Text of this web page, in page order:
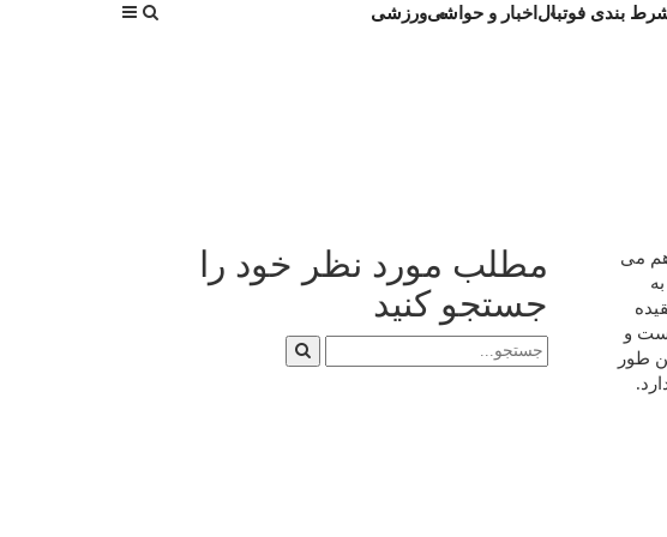
بندی فوتبال اخبار و حواشیورزشی
می
و
طور
مطلب مورد نظر خود را
جستجو کنید